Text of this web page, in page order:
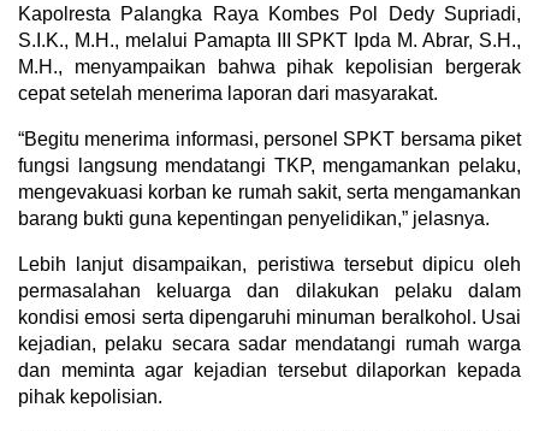
Kapolresta Palangka Raya Kombes Pol Dedy Supriadi,
S.I.K., M.H., melalui Pamapta III SPKT Ipda M. Abrar, S.H.,
M.H., menyampaikan bahwa pihak kepolisian bergerak
cepat setelah menerima laporan dari masyarakat.
“Begitu menerima informasi, personel SPKT bersama piket
fungsi langsung mendatangi TKP, mengamankan pelaku,
mengevakuasi korban ke rumah sakit, serta mengamankan
barang bukti guna kepentingan penyelidikan,” jelasnya.
Lebih lanjut disampaikan, peristiwa tersebut dipicu oleh
permasalahan keluarga dan dilakukan pelaku dalam
kondisi emosi serta dipengaruhi minuman beralkohol. Usai
kejadian, pelaku secara sadar mendatangi rumah warga
dan meminta agar kejadian tersebut dilaporkan kepada
pihak kepolisian.